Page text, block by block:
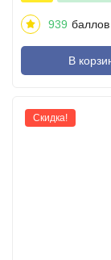
939 баллов
В
Скидка!